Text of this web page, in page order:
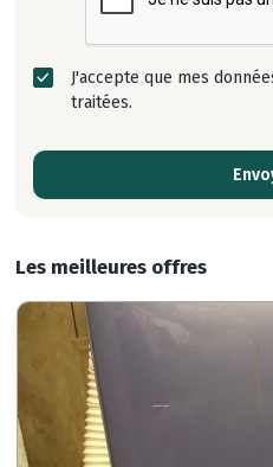
J'accepte que mes
traitées.
Les meilleures offres